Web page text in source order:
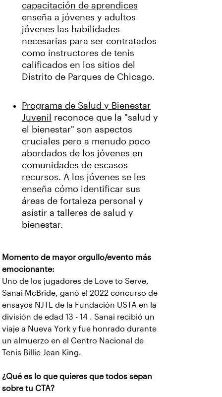
capacitación de aprendices
enseña a jóvenes y adultos
jóvenes las habilidades
necesarias para ser contratados
como instructores de tenis
calificados en los sitios del
Distrito de Parques de Chicago.
Programa de Salud y Bienestar
Juvenil reconoce que la "salud y
el bienestar" son aspectos
cruciales pero a menudo poco
abordados de los jóvenes en
comunidades de escasos
recursos. A los jóvenes se les
enseña cómo identificar sus
áreas de fortaleza personal y
asistir a talleres de salud y
bienestar.
Momento de mayor orgullo/evento más
emocionante:
Uno de los jugadores de Love to Serve,
Sanai McBride, ganó el 2022 concurso de
ensayos NJTL de la Fundación USTA en la
división de edad 13 - 14 . Sanai recibió un
viaje a Nueva York y fue honrado durante
un almuerzo en el Centro Nacional de
Tenis Billie Jean King.
¿Qué es lo que quieres que todos sepan
sobre tu CTA?